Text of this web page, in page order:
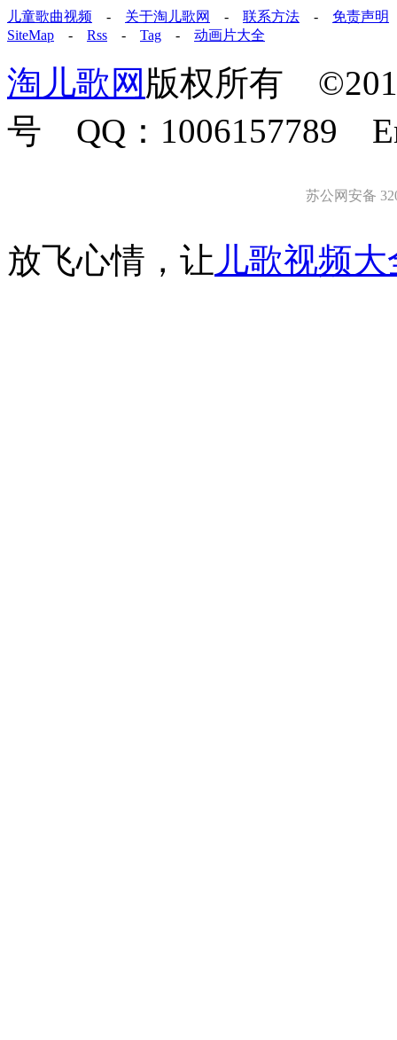
儿童歌曲视频 - 关于淘儿歌网 - 联系方法 - 免责声明
SiteMap - Rss - Tag - 动画片大全
淘儿歌网 版权所有
号 QQ：1006157789
苏公网安备
放飞心情，让 儿歌视频大